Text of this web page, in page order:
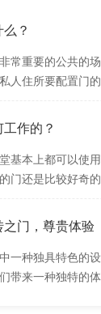
？
常重要的公共的
人住所要配置门
作的？
基本上都可以使
门还是比较好奇
门，尊贵体验
一种独具特色的
带来一种独特的